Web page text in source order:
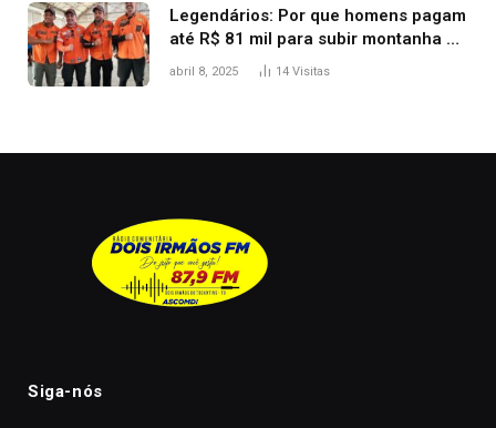
Legendários: Por que homens pagam
até R$ 81 mil para subir montanha e
melhorar casamento?
abril 8, 2025 14 Visitas
Siga-nós